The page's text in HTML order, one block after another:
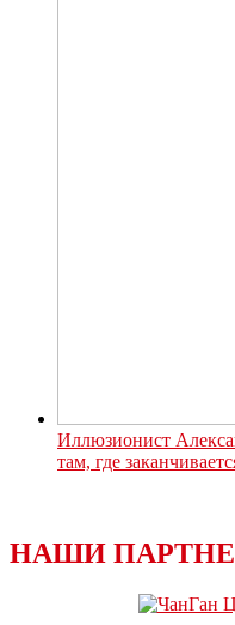
Иллюзионист
там, где
НАШИ